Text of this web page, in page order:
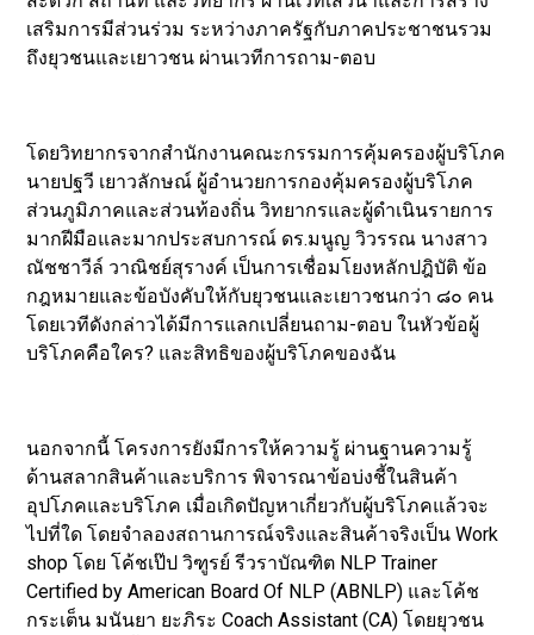
เสริมการมีส่วนร่วม ระหว่างภาครัฐกับภาคประชาชนรวม
ถึงยุวชนและเยาวชน ผ่านเวทีการถาม-ตอบ
โดยวิทยากรจากสำนักงานคณะกรรมการคุ้มครองผู้บริโภค
นายปฐวี เยาวลักษณ์ ผู้อำนวยการกองคุ้มครองผู้บริโภค
ส่วนภูมิภาคและส่วนท้องถิ่น วิทยากรและผู้ดำเนินรายการ
มากฝีมือและมากประสบการณ์ ดร.มนูญ วิวรรณ นางสาว
ณัชชาวีล์ วาณิชย์สุรางค์ เป็นการเชื่อมโยงหลักปฎิบัติ ข้อ
กฎหมายและข้อบังคับให้กับยุวชนและเยาวชนกว่า ๘๐ คน
โดยเวทีดังกล่าวได้มีการแลกเปลี่ยนถาม-ตอบ ในหัวข้อผู้
บริโภคคือใคร? และสิทธิของผู้บริโภคของฉัน
นอกจากนี้ โครงการยังมีการให้ความรู้ ผ่านฐานความรู้
ด้านสลากสินค้าและบริการ พิจารณาข้อบ่งชี้ในสินค้า
อุปโภคและบริโภค เมื่อเกิดปัญหาเกี่ยวกับผู้บริโภคแล้วจะ
ไปที่ใด โดยจำลองสถานการณ์จริงและสินค้าจริงเป็น Work
shop โดย โค้ชเป๊ป วิฑูรย์ รีวราบัณฑิต NLP Trainer
Certified by American Board Of NLP (ABNLP) และโค้ช
กระเต็น มนันยา ยะภิระ Coach Assistant (CA) โดยยุวชน